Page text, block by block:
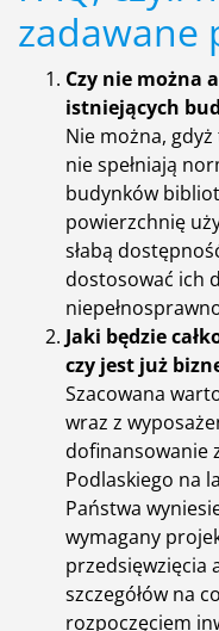
z mocy prawa,
celów
Pani/Pana dane
przez okres
Rady Ministrów
sprawie
rzeczowych
organizacji i
zakładowych.
Przysługuje
a) prawo
podstawie art.
b) prawo do
danych, na
c) prawo do
danych, na
d) prawo do
podstawie art.
Podanie przez
obowiązkowe,
ich podania.
skutkować, że
zadawane
Czy nie można
istniejących
Nie można,
nie spełniają
budynków
powierzchnię
słabą
dostosować ich
Jaki będzie
czy jest już
Szacowana
wraz z
dofinansowanie
Podlaskiego na
Państwa
wymagany
przedsięwzięcia
szczegółów na
rozpoczęciem